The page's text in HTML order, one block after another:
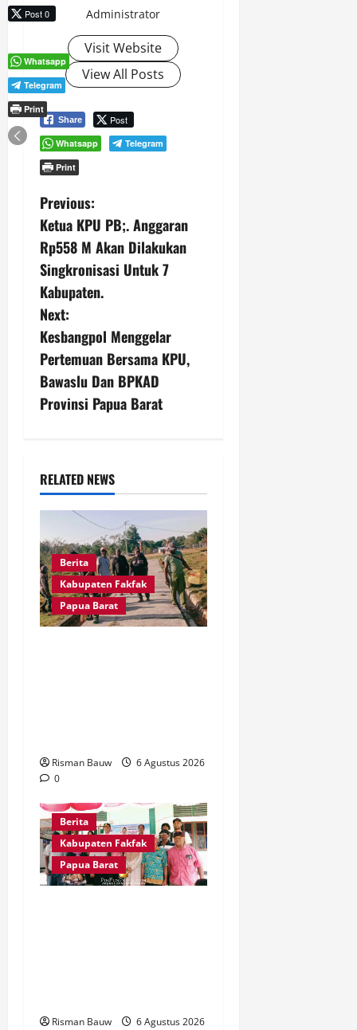
Administrator
Visit Website
View All Posts
Share Post
Whatsapp
Telegram
Print
P
o
s
t
n
a
v
g
a
t
i
o
Previous:
Ketua KPU PB;. Anggaran
Rp558 M Akan Dilakukan
Singkronisasi Untuk 7
Kabupaten.
Next:
Kesbangpol Menggelar
Pertemuan Bersama KPU,
Bawaslu Dan BPKAD
Provinsi Papua Barat
RELATED NEWS
Berita
Kabupaten Fakfak
Papua Barat
Risman Bauw
6 Agustus 2026
0
Berita
Kabupaten Fakfak
Papua Barat
Risman Bauw
6 Agustus 2026
Post 0
Whatsapp
Telegram
Print